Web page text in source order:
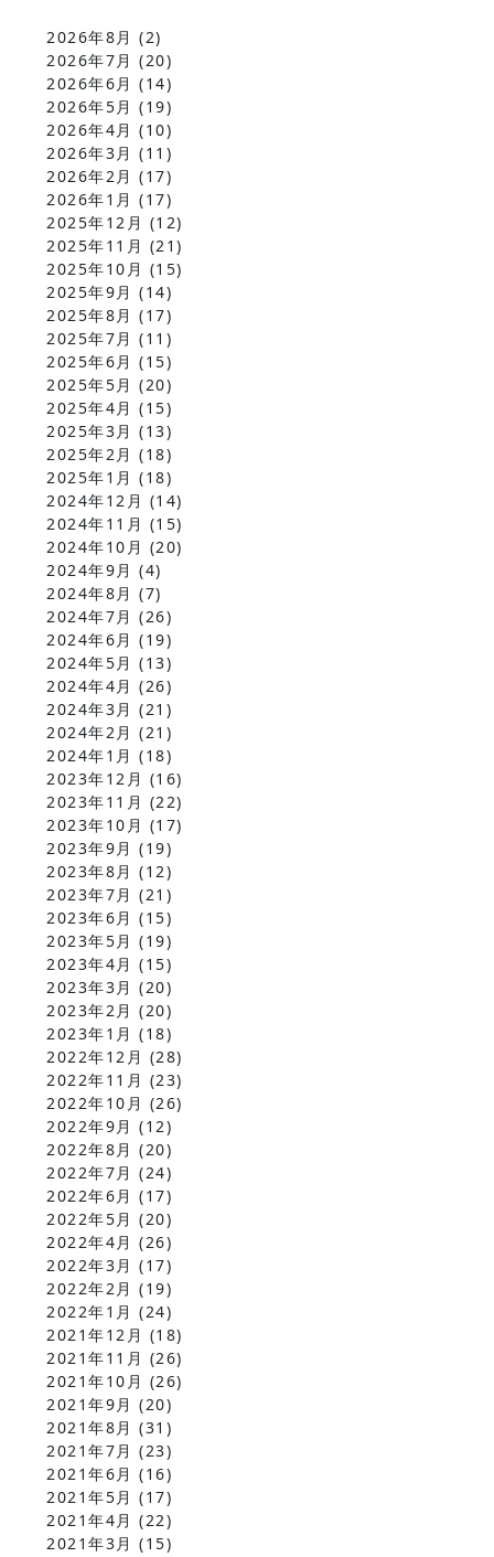
2026年8月 (2)
2026年7月 (20)
2026年6月 (14)
2026年5月 (19)
2026年4月 (10)
2026年3月 (11)
2026年2月 (17)
2026年1月 (17)
2025年12月 (12)
2025年11月 (21)
2025年10月 (15)
2025年9月 (14)
2025年8月 (17)
2025年7月 (11)
2025年6月 (15)
2025年5月 (20)
2025年4月 (15)
2025年3月 (13)
2025年2月 (18)
2025年1月 (18)
2024年12月 (14)
2024年11月 (15)
2024年10月 (20)
2024年9月 (4)
2024年8月 (7)
2024年7月 (26)
2024年6月 (19)
2024年5月 (13)
2024年4月 (26)
2024年3月 (21)
2024年2月 (21)
2024年1月 (18)
2023年12月 (16)
2023年11月 (22)
2023年10月 (17)
2023年9月 (19)
2023年8月 (12)
2023年7月 (21)
2023年6月 (15)
2023年5月 (19)
2023年4月 (15)
2023年3月 (20)
2023年2月 (20)
2023年1月 (18)
2022年12月 (28)
2022年11月 (23)
2022年10月 (26)
2022年9月 (12)
2022年8月 (20)
2022年7月 (24)
2022年6月 (17)
2022年5月 (20)
2022年4月 (26)
2022年3月 (17)
2022年2月 (19)
2022年1月 (24)
2021年12月 (18)
2021年11月 (26)
2021年10月 (26)
2021年9月 (20)
2021年8月 (31)
2021年7月 (23)
2021年6月 (16)
2021年5月 (17)
2021年4月 (22)
2021年3月 (15)